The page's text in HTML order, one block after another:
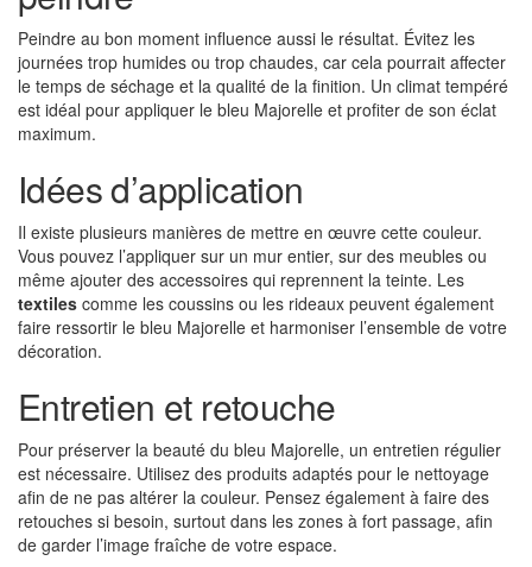
Peindre au bon moment influence aussi le résultat. Évitez les
journées trop humides ou trop chaudes, car cela pourrait affecter
le temps de séchage et la qualité de la finition. Un climat tempéré
est idéal pour appliquer le bleu Majorelle et profiter de son éclat
maximum.
Idées d’application
Il existe plusieurs manières de mettre en œuvre cette couleur.
Vous pouvez l’appliquer sur un mur entier, sur des meubles ou
même ajouter des accessoires qui reprennent la teinte. Les
textiles comme les coussins ou les rideaux peuvent également
faire ressortir le bleu Majorelle et harmoniser l’ensemble de votre
décoration.
Entretien et retouche
Pour préserver la beauté du bleu Majorelle, un entretien régulier
est nécessaire. Utilisez des produits adaptés pour le nettoyage
afin de ne pas altérer la couleur. Pensez également à faire des
retouches si besoin, surtout dans les zones à fort passage, afin
de garder l’image fraîche de votre espace.